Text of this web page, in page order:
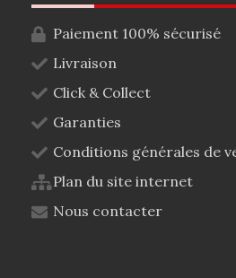
Paiement 100% sécurisé
Livraison
Click & Collect
Garanties
Conditions générales de
Plan du site internet
Nous contacter